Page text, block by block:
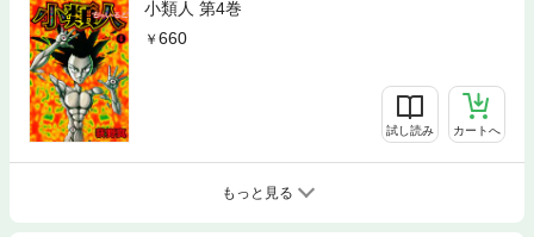
小類人 第4巻
660
試し読み カートへ
もっと見る